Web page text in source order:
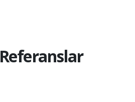
Referanslar